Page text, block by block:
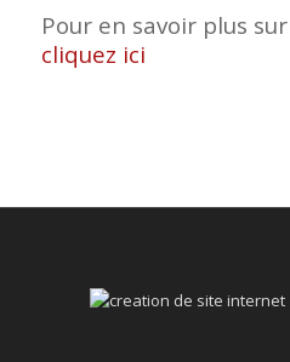
Pour en savoir plus
cliquez ici